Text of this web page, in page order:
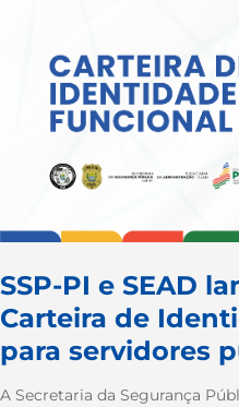
SSP-PI e SEAD
Carteira de
para servidores
A Secretaria da Segurança